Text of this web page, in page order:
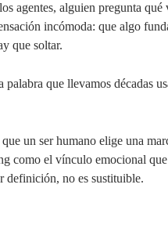
agentes, alguien pregunta
incómoda: que algo
que soltar.
palabra que llevamos décadas
un ser humano elige una
como el vínculo emocional
definición, no es sustituible.